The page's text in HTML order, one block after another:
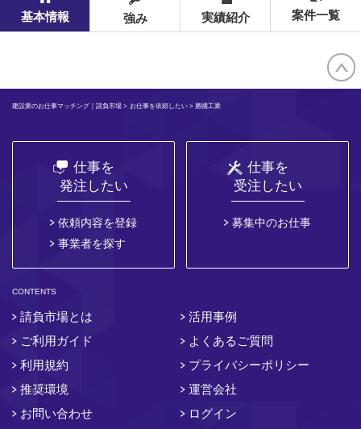
基本情報 強み 実績紹介 案件一覧
建設業のお仕事マッチング｜請負市場 > お仕事を依頼したい> 勝國工業
仕事を
発注したい
依頼内容を登録
事業者を探す
仕事を
受注したい
募集中のお仕事
CONTENTS
請負市場とは
活用事例
ご利用ガイド
よくあるご質問
利用規約
プライバシーポリシー
推奨環境
運営会社
お問い合わせ
ログイン